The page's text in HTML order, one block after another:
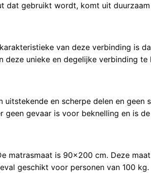
dat gebruikt wordt, komt uit
van deze verbinding is
unieke en degelijke verbinding te
en scherpe delen en geen
gevaar is voor beknelling en is
matrasmaat is 90×200 cm. Deze
geschikt voor personen van 100 kg.